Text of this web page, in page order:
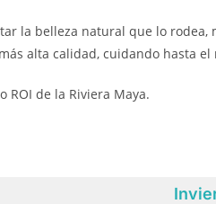
la belleza natural que lo
alta calidad, cuidando hasta
ROI de la Riviera Maya.